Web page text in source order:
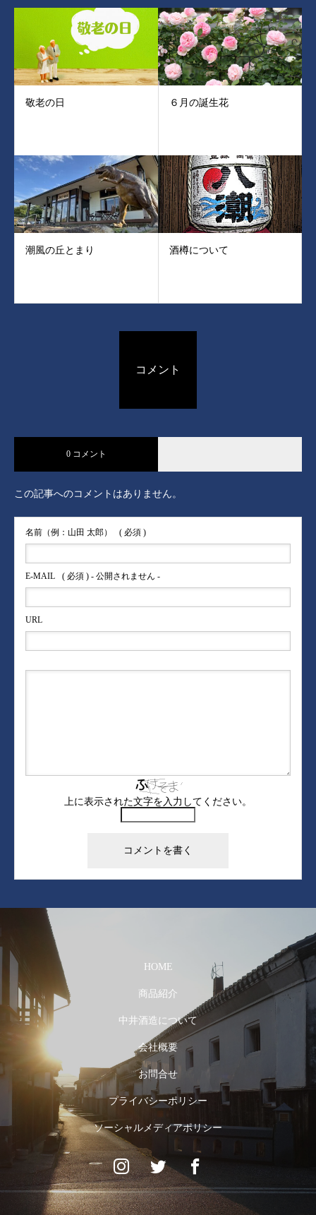
敬老の日 ６月の誕生花
潮風の丘とまり 酒樽について
コメント
0 コメント
この記事へのコメントはありません。
名前（例：山田 太郎） ( 必須 )
E-MAIL ( 必須 ) - 公開されません -
URL
上に表示された文字を入力してください。
HOME
商品紹介
中井酒造について
会社概要
お問合せ
プライバシーポリシー
ソーシャルメディアポリシー